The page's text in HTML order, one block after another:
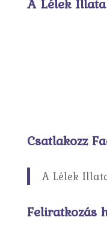
Csatlakozz
A Lélek
Feliratkozás